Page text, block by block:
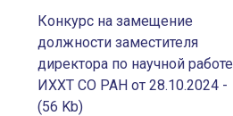
Конкурс на замещение
должности заместителя
директора по научной работе
ИХХТ СО РАН от 28.10.2024 -
(56 Kb)